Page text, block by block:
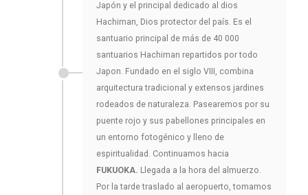
Japón y el principal dedicado al dios
Hachiman, Dios protector del país. Es el
santuario principal de más de 40 000
santuarios Hachiman repartidos por todo
Japon. Fundado en el siglo VIII, combina
arquitectura tradicional y extensos jardines
rodeados de naturaleza. Pasearemos por su
puente rojo y sus pabellones principales en
un entorno fotogénico y lleno de
espiritualidad. Continuamos hacia
FUKUOKA. Llegada a la hora del almuerzo.
Por la tarde traslado al aeropuerto, tomamos